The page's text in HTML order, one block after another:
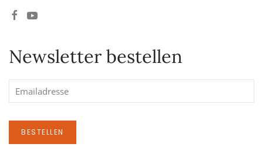
Newsletter bestellen
BESTELLEN